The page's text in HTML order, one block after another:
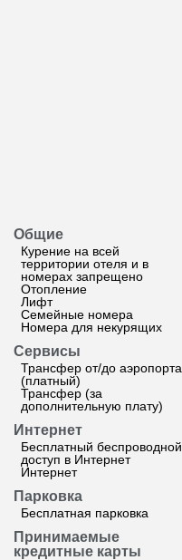
Общие
Курение на всей
территории отеля и в
номерах запрещено
Отопление
Лифт
Семейные номера
Номера для некурящих
Сервисы
Трансфер от/до аэропорта
(платный)
Трансфер (за
дополнительную плату)
Интернет
Бесплатный беспроводной
доступ в Интернет
Интернет
Парковка
Бесплатная парковка
Принимаемые
кредитные карты